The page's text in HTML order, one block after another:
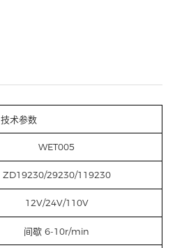
技术参数
WET005
ZD19230/29230/119230
12V/24V/110V
间歇 6-10r/min